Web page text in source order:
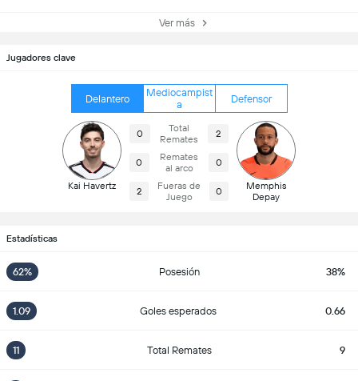
Ver más
Jugadores clave
Delantero
Mediocampist
a
Defensor
Kai Havertz
0
Total
Remates
2
0
Remates
al arco
0
2
Fueras de
Juego
0
Memphis
Depay
Estadísticas
62% Posesión 38%
1.09 Goles esperados 0.66
11 Total Remates 9